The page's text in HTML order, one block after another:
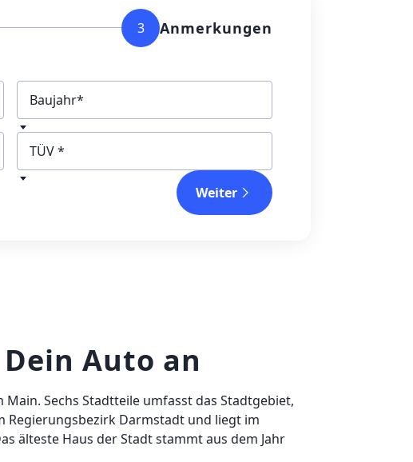
3
Anmerkungen
Baujahr
Weiter
Auto an
Sechs Stadtteile umfasst das Stadtgebiet,
Regierungsbezirk Darmstadt und liegt im
älteste Haus der Stadt stammt aus dem Jahr